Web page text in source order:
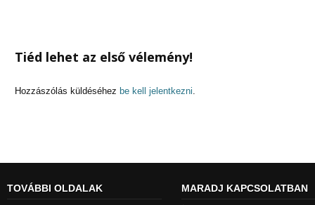
Tiéd lehet az első vélemény!
Hozzászólás küldéséhez be kell jelentkezni.
TOVÁBBI OLDALAK MARADJ KAPCSOLATBAN